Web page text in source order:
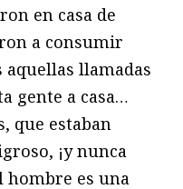
en casa de
a consumir
aquellas llamadas
gente a casa…
que estaban
¡y nunca
hombre es una